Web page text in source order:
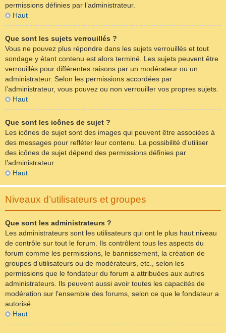
permissions définies par l’administrateur.
Haut
Que sont les sujets verrouillés ?
Vous ne pouvez plus répondre dans les sujets verrouillés et tout
sondage y étant contenu est alors terminé. Les sujets peuvent être
verrouillés pour différentes raisons par un modérateur ou un
administrateur. Selon les permissions accordées par
l’administrateur, vous pouvez ou non verrouiller vos propres sujets.
Haut
Que sont les icônes de sujet ?
Les icônes de sujet sont des images qui peuvent être associées à
des messages pour refléter leur contenu. La possibilité d’utiliser
des icônes de sujet dépend des permissions définies par
l’administrateur.
Haut
Niveaux d’utilisateurs et groupes
Que sont les administrateurs ?
Les administrateurs sont les utilisateurs qui ont le plus haut niveau
de contrôle sur tout le forum. Ils contrôlent tous les aspects du
forum comme les permissions, le bannissement, la création de
groupes d’utilisateurs ou de modérateurs, etc., selon les
permissions que le fondateur du forum a attribuées aux autres
administrateurs. Ils peuvent aussi avoir toutes les capacités de
modération sur l’ensemble des forums, selon ce que le fondateur a
autorisé.
Haut